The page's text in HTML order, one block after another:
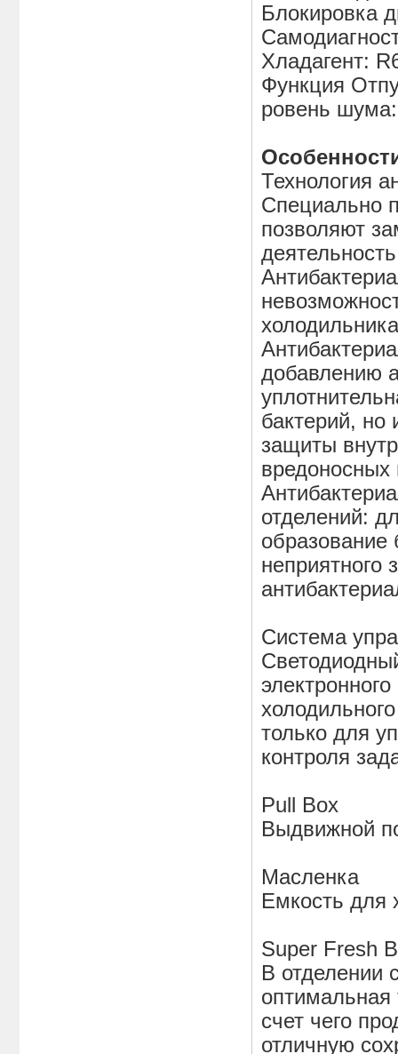
Блокировка
Хладагент:
Функция
ровень
Технология
Cпециально
позволяют
добавлению
бактерий, но
защиты
вредоносных
отделений:
неприятного
Cистема
только для
контроля
Pull Box
Выдвижной
Масленка
Емкость для
Super Fresh
В отделении
оптимальная
счет чего
отличную